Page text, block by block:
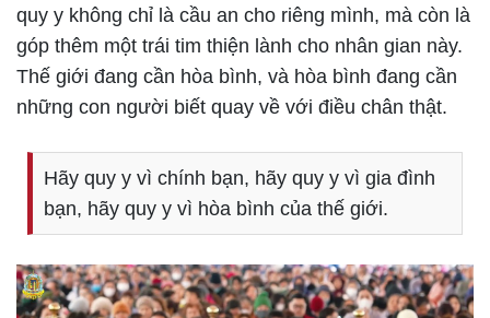
quy y không chỉ là cầu an cho riêng mình, mà còn là
góp thêm một trái tim thiện lành cho nhân gian này.
Thế giới đang cần hòa bình, và hòa bình đang cần
những con người biết quay về với điều chân thật.
Hãy quy y vì chính bạn, hãy quy y vì gia đình
bạn, hãy quy y vì hòa bình của thế giới.